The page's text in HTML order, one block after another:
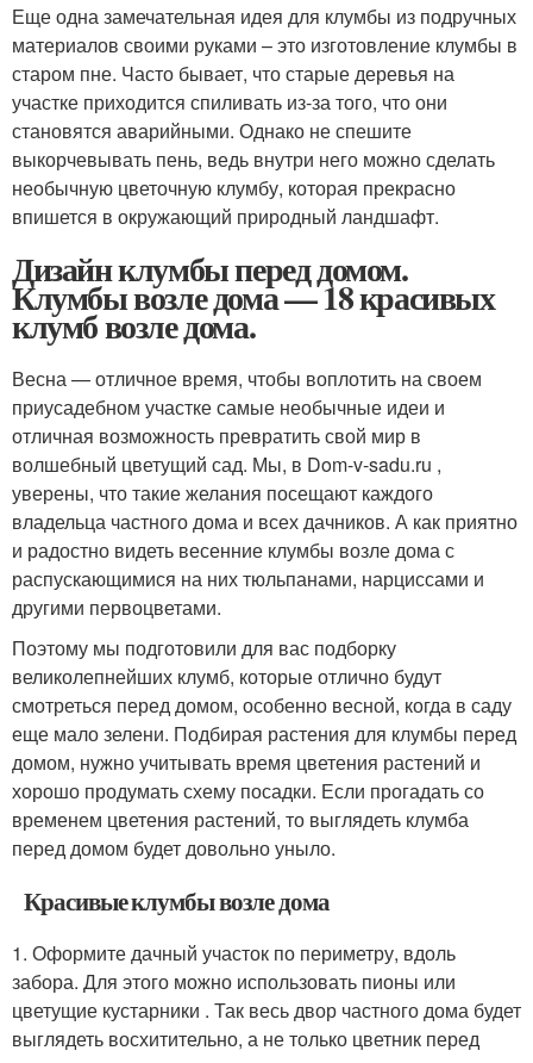
Еще одна замечательная идея для клумбы из подручных
материалов своими руками – это изготовление клумбы в
старом пне. Часто бывает, что старые деревья на
участке приходится спиливать из-за того, что они
становятся аварийными. Однако не спешите
выкорчевывать пень, ведь внутри него можно сделать
необычную цветочную клумбу, которая прекрасно
впишется в окружающий природный ландшафт.
Дизайн клумбы перед домом.
Клумбы возле дома — 18 красивых
клумб возле дома.
Весна — отличное время, чтобы воплотить на своем
приусадебном участке самые необычные идеи и
отличная возможность превратить свой мир в
волшебный цветущий сад. Мы, в Dom-v-sadu.ru ,
уверены, что такие желания посещают каждого
владельца частного дома и всех дачников. А как приятно
и радостно видеть весенние клумбы возле дома с
распускающимися на них тюльпанами, нарциссами и
другими первоцветами.
Поэтому мы подготовили для вас подборку
великолепнейших клумб, которые отлично будут
смотреться перед домом, особенно весной, когда в саду
еще мало зелени. Подбирая растения для клумбы перед
домом, нужно учитывать время цветения растений и
хорошо продумать схему посадки. Если прогадать со
временем цветения растений, то выглядеть клумба
перед домом будет довольно уныло.
Красивые клумбы возле дома
1. Оформите дачный участок по периметру, вдоль
забора. Для этого можно использовать пионы или
цветущие кустарники . Так весь двор частного дома будет
выглядеть восхитительно, а не только цветник перед